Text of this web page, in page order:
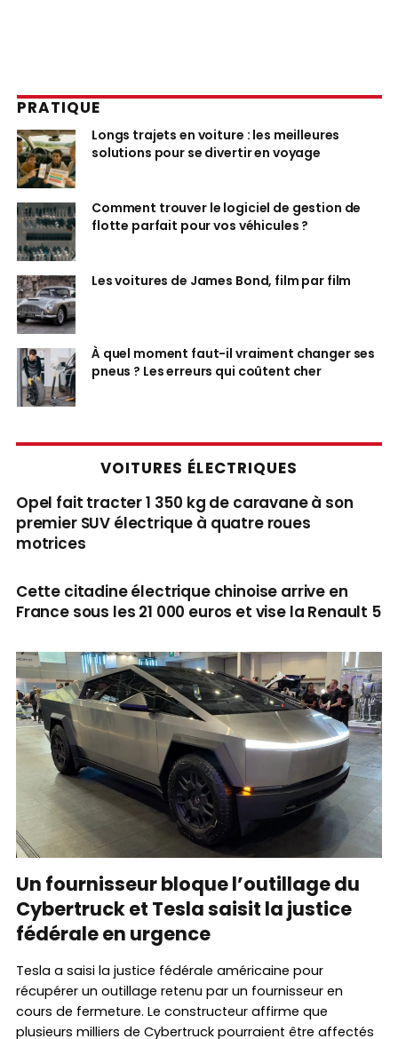
PRATIQUE
Longs trajets en voiture : les meilleures
solutions pour se divertir en voyage
Comment trouver le logiciel de gestion de
flotte parfait pour vos véhicules ?
Les voitures de James Bond, film par film
À quel moment faut-il vraiment changer ses
pneus ? Les erreurs qui coûtent cher
VOITURES ÉLECTRIQUES
Opel fait tracter 1 350 kg de caravane à son
premier SUV électrique à quatre roues
motrices
Cette citadine électrique chinoise arrive en
France sous les 21 000 euros et vise la Renault 5
Un fournisseur bloque l’outillage du
Cybertruck et Tesla saisit la justice
fédérale en urgence
Tesla a saisi la justice fédérale américaine pour
récupérer un outillage retenu par un fournisseur en
cours de fermeture. Le constructeur affirme que
plusieurs milliers de Cybertruck pourraient être affectés